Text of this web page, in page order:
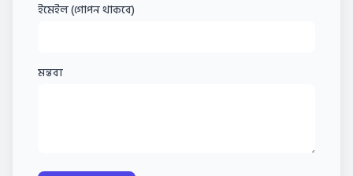
ইমেইল (গোপন থাকবে)
মন্তব্য